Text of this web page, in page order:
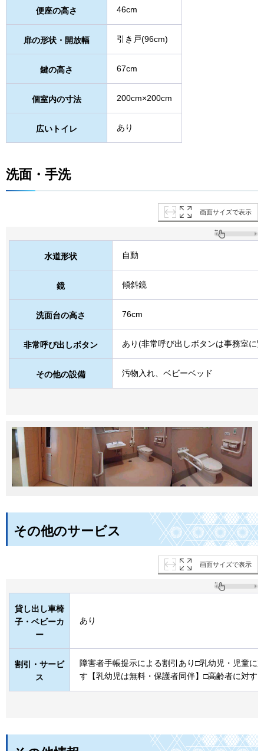
便座の高さ 46cm
扉の形状・開放幅 引き戸(96cm)
鍵の高さ 67cm
個室内の寸法 200cm×200cm
広いトイレ あり
洗面・手洗
画面サイズで表示
水道形状 自動
鏡 傾斜鏡
洗面台の高さ 76cm
非常呼び出しボタン あり(非常呼び出しボタンは事務室に
その他の設備 汚物入れ、ベビーベッド
その他のサービス
画面サイズで表示
貸し出し車椅
子・ベビーカ
ー
あり
割引・サービ
ス
障害者手帳提示による割引あり□乳幼児・児童に
す【乳幼児は無料・保護者同伴】□高齢者に対す